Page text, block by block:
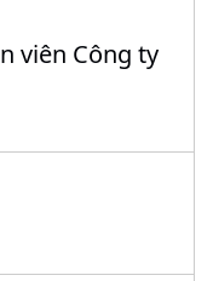
viên Công ty